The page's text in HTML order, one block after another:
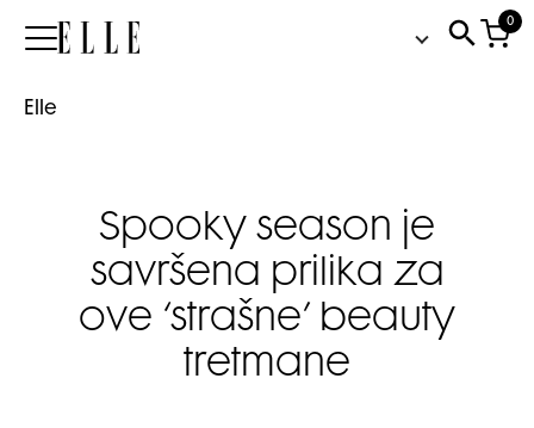
Elle
0
Elle
Spooky season je
savršena prilika za
ove ‘strašne’ beauty
tretmane